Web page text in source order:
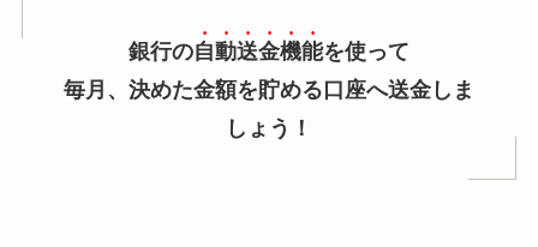
銀行の自動送金機能を使って
毎月、決めた金額を貯める口座へ送金しま
しょう！